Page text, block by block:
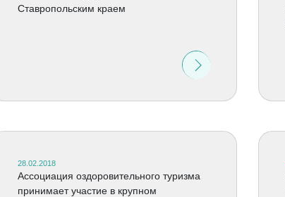
Ставропольским краем
28.02.2018
Ассоциация оздоровительного туризма
принимает участие в крупном